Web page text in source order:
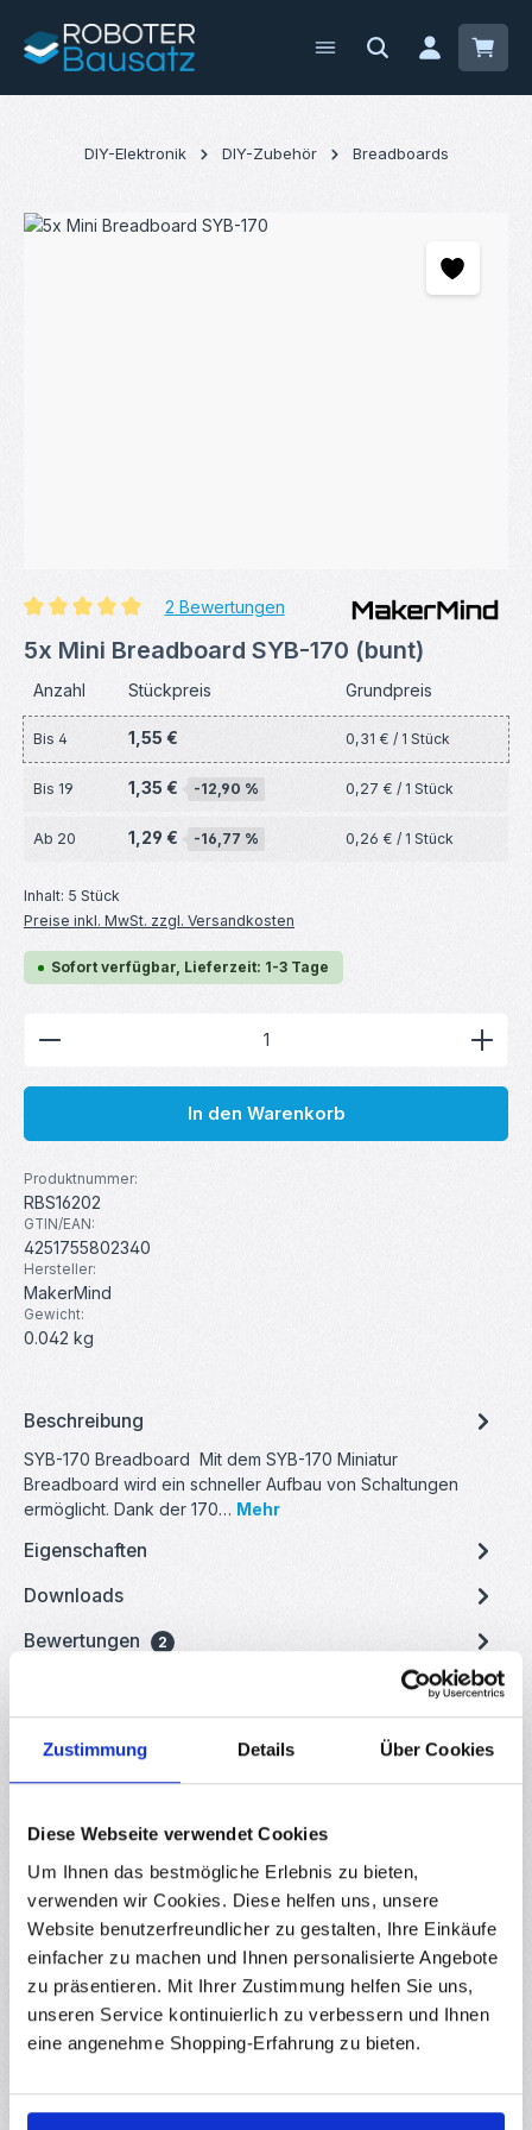
Zustimmung Details Über Cookies
Diese Webseite verwendet Cookies
Um Ihnen das bestmögliche Erlebnis zu bieten,
verwenden wir Cookies. Diese helfen uns, unsere
Website benutzerfreundlicher zu gestalten, Ihre Einkäufe
einfacher zu machen und Ihnen personalisierte Angebote
zu präsentieren. Mit Ihrer Zustimmung helfen Sie uns,
unseren Service kontinuierlich zu verbessern und Ihnen
eine angenehme Shopping-Erfahrung zu bieten.
Zum Hauptinhalt springen
DIY-Elektronik DIY-Zubehör Breadboards
Bildergalerie überspringen
2 Bewertungen
5x Mini Breadboard SYB-170 (bunt)
Anzahl Stückpreis Grundpreis
Bis 4 1,55 € 0,31 € / 1 Stück
Bis 19 1,35 € -12,90 % 0,27 € / 1 Stück
Ab 20 1,29 € -16,77 % 0,26 € / 1 Stück
Inhalt: 5 Stück
Preise inkl. MwSt. zzgl. Versandkosten
Sofort verfügbar, Lieferzeit: 1-3 Tage
Produkt Anzahl: Gib den gewünschten Wert ein
In den Warenkorb
Produktnummer:
RBS16202
GTIN/EAN:
4251755802340
Hersteller:
MakerMind
Gewicht:
0.042 kg
Beschreibung
SYB-170 Breadboard Mit dem SYB-170 Miniatur
Breadboard wird ein schneller Aufbau von Schaltungen
ermöglicht. Dank der 170… Mehr
Eigenschaften
Downloads
Bewertungen
2
Zubehör
10 %
Durchschnittliche Bewertung von 5 von 5
(1)
ATmega32u4 Micro Pro 5V 16Mhz Arduino kompatibel
RBS11384
ATmega32u4 Micro Pro in der leistungsfähigeren 5V 16Mhz
Ausführung Der Pro Micro ähnelt dem Pro Mini, hat jedoch durch
die Verwendung eines moderneren Bausteins von Atmel den
externe USB-TTL-Transceiver, und das Board konnte noch
Sofort verfügbar
Ab8,36 € 9,29 €